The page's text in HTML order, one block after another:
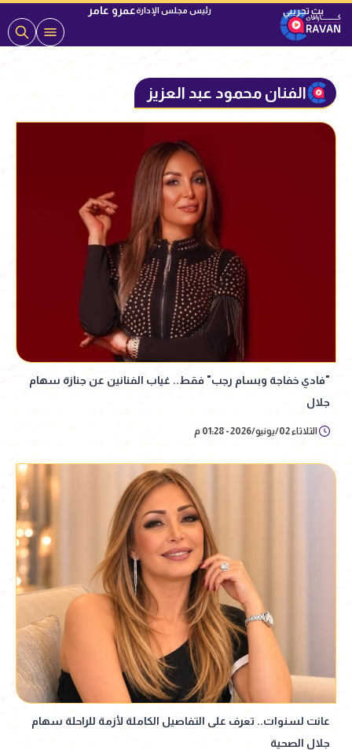
رئيس مجلس الإدارةعمرو عامر
الفنان محمود عبد العزيز
"فادي خفاجة وبسام رجب" فقط.. غياب الفنانين عن جنازة سهام
جلال
الثلاثاء 02/يونيو/2026 - 01:28 م
عانت لسنوات.. تعرف على التفاصيل الكاملة لأزمة للراحلة سهام
جلال الصحية